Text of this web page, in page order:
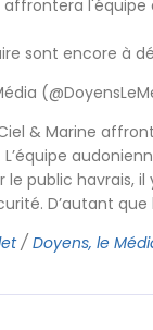
affrontera l'équipe
sont encore à
& Marine
. L’équipe
public havrais, il
D’autant
/ Doyens, le